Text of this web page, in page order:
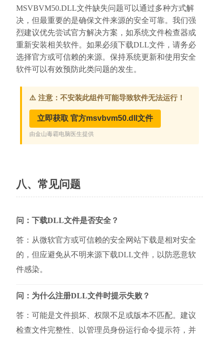
MSVBVM50.DLL文件缺失问题可以通过多种方式解
决，但最重要的是确保文件来源的安全可靠。我们强
烈建议优先尝试官方解决方案，如系统文件检查器或
重新安装相关软件。如果必须下载DLL文件，请务必
选择官方或可信赖的来源。保持系统更新和使用安全
软件可以有效预防此类问题的发生。
八、常见问题
问：下载DLL文件是否安全？
答：从微软官方或可信赖的安全网站下载是相对安全
的，但应避免从不明来源下载DLL文件，以防恶意软
件感染。
问：为什么注册DLL文件时提示失败？
答：可能是文件损坏、权限不足或版本不匹配。建议
检查文件完整性、以管理员身份运行命令提示符，并